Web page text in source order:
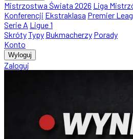
Mistrzostwa Świata 2026 Liga
Konferencji Ekstraklasa Premier
Serie A Ligue 1
SkrótyTypy Bukmacherzy Porady
Konto
Wyloguj
Zaloguj